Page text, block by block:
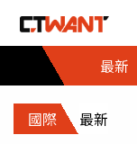
最新
國際 最新